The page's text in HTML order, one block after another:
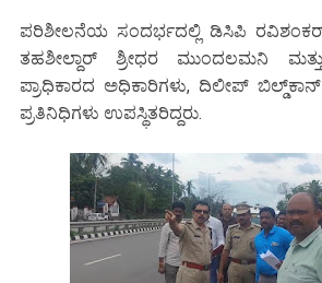
ಪರಿಶೀಲನೆಯ ಸಂದರ್ಭದಲ್ಲಿ ಡಿಸಿಪಿ ರವಿಶಂಕರ್
ತಹಶೀಲ್ದಾರ್ ಶ್ರೀಧರ ಮುಂದಲಮನಿ
ಪ್ರಾಧಿಕಾರದ ಅಧಿಕಾರಿಗಳು, ದಿಲೀಪ್
ಪ್ರತಿನಿಧಿಗಳು ಉಪಸ್ಥಿತರಿದ್ದರು.